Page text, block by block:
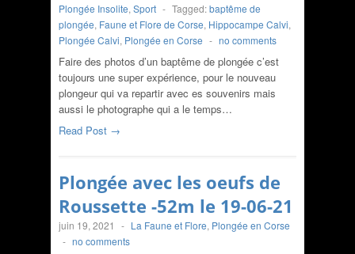
Plongée Insolite, Sport - Tagged:baptême de
plongée, Faune et Flore de Corse, Hippocampe Calvi,
Plongée Calvi, Plongée en Corse - no comments
Faire des photos d’un baptême de plongée c’est
toujours une super expérience, pour le nouveau
plongeur qui va repartir avec es souvenirs mais
aussi le photographe qui a le temps…
Read Post →
Plongée avec les oeufs de
Roussette -52m le 19-06-21
juin 19, 2021 - La Faune et Flore, Plongée en Corse
- no comments